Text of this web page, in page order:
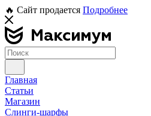
🔥 Сайт продается Подробнее
Главная
Статьи
Магазин
Слинги-шарфы